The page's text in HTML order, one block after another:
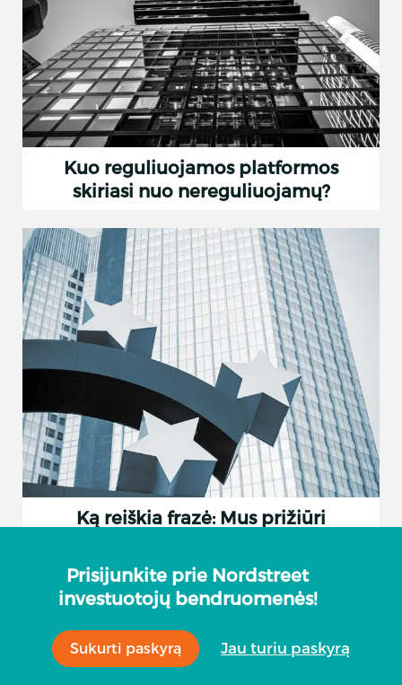
Kuo reguliuojamos platformos
skiriasi nuo nereguliuojamų?
Ką reiškia frazė: Mus prižiūri
Prisijunkite prie Nordstreet
investuotojų bendruomenės!
Sukurti paskyrą Jau turiu paskyrą